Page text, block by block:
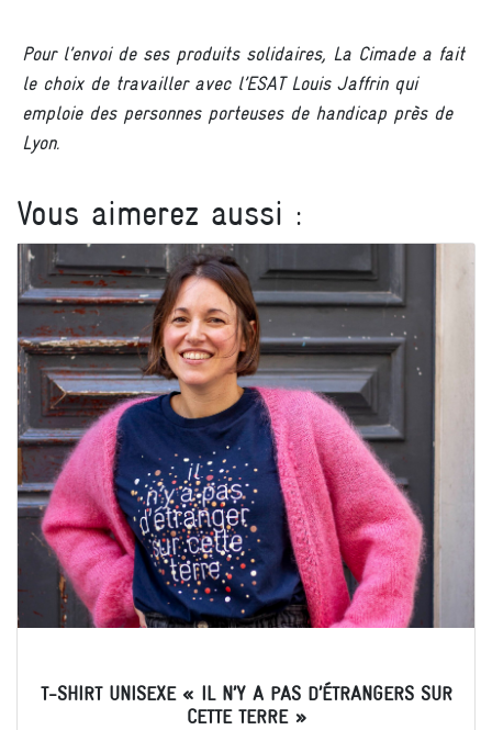
Pour l’envoi de ses produits solidaires, La Cimade a fait
le choix de travailler avec l’ESAT Louis Jaffrin qui
emploie des personnes porteuses de handicap près de
Lyon.
Vous aimerez aussi :
T-SHIRT UNISEXE « IL N’Y A PAS D’ÉTRANGERS SUR
CETTE TERRE »